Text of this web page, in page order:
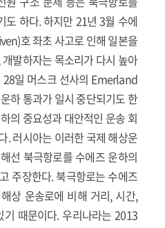
도 하다. 하지만 21년 3월 수에
호 좌초 사고로 인해 일본을
발하자는 목소리가 다시 높아
28일 머스크 선사의 Emerland
하 통과가 일시 중단되기도 한
의 중요성과 대안적인 운송 회
. 러시아는 이러한 국제 해상운
선 북극항로를 수에즈 운하의
주장한다. 북극항로는 수에즈
상 운송로에 비해 거리, 시간,
때문이다. 우리나라는 2013